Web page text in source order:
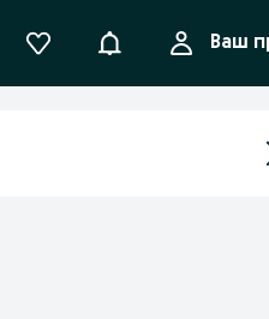
УведомленияВаш